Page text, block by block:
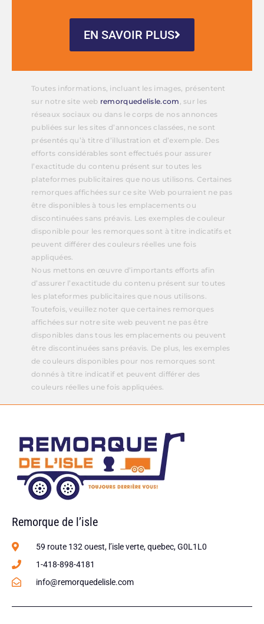
EN SAVOIR PLUS
Toutes informations, incluant les images, présentent
sur notre site web remorquedelisle.com , sur les
réseaux sociaux ou dans le corps de nos annonces
publiées sur les sites d’annonces classées, ne sont
présentés qu’à titre d’illustration et d’exemple. Des
efforts considérables sont effectués pour assurer
l’exactitude du contenu présent sur toutes les
plateformes publicitaires que nous utilisons. Certaines
remorques affichées sur ce site Web pourraient ne pas
être disponibles à tous les emplacements ou
discontinuées sans préavis. Les exemples de couleur
disponible pour les remorques sont à titre indicatifs et
peuvent différer des couleurs réelles une fois
appliquées.
Nous mettons en œuvre d’importants efforts afin
d’assurer l’exactitude du contenu présent sur toutes
les plateformes publicitaires que nous utilisons.
Toutefois, veuillez noter que certaines remorques
affichées sur notre site web peuvent ne pas être
disponibles dans tous les emplacements ou peuvent
être discontinuées sans préavis. De plus, les exemples
de couleurs disponibles pour nos remorques sont
donnés à titre indicatif et peuvent différer des
couleurs réelles une fois appliquées.
Remorque de l’isle
59 route 132 ouest, l’isle verte, quebec, G0L1L0
1-418-898-4181
info@remorquedelisle.com